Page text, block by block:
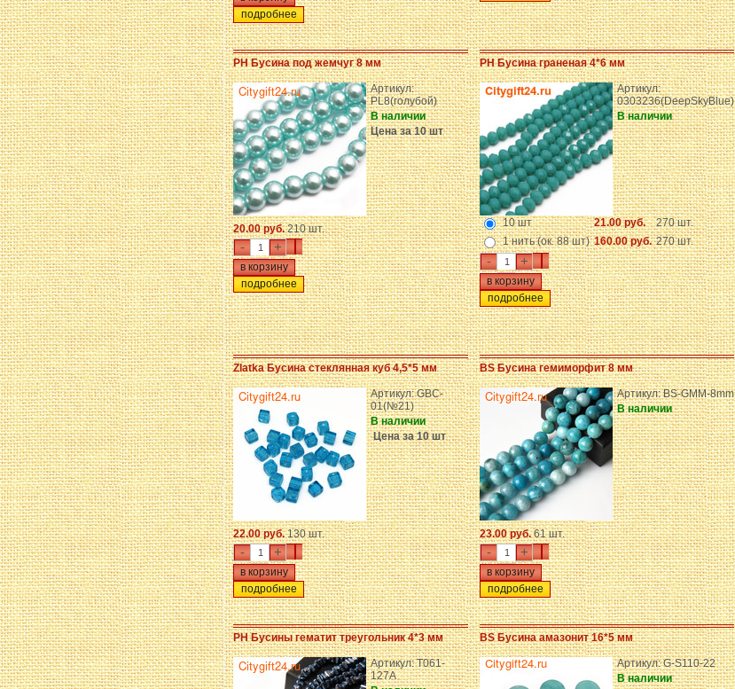
подробнее
PH Бусина под жемчуг 8 мм
Артикул:
PL8(голубой)
В наличии
Цена за 10 шт
20.00 руб.210 шт.
- +
подробнее
PH Бусина граненая 4*6 мм
Артикул:
0303236(DeepSkyBlue)
В наличии
10 шт 21.00 руб.
270 шт.
1 нить (ок. 88 шт) 160.00 руб. 270 шт.
- +
подробнее
Zlatka Бусина стеклянная куб 4,5*5 мм
Артикул: GBC-
01(№21)
В наличии
Цена за 10 шт
22.00 руб.130 шт.
- +
подробнее
BS Бусина гемиморфит 8 мм
Артикул: BS-GMM-8mm
В наличии
23.00 руб.61 шт.
- +
подробнее
PH Бусины гематит треугольник 4*3 мм
Артикул: T061-
127A
BS Бусина амазонит 16*5 мм
Артикул: G-S110-22
В наличии